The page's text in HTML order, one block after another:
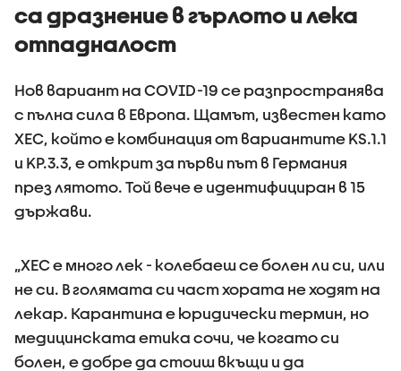
са дразнение в гърлото и лека
отпадналост
Нов вариант на COVID-19 се разпространява
с пълна сила в Европа. Щамът, известен като
XEC, който е комбинация от вариантите KS.1.1
и KP.3.3, е открит за първи път в Германия
през лятото. Той вече е идентифициран в 15
държави.
„ХЕС е много лек - колебаеш се болен ли си, или
не си. В голямата си част хората не ходят на
лекар. Карантина е юридически термин, но
медицинската етика сочи, че когато си
болен, е добре да стоиш вкъщи и да